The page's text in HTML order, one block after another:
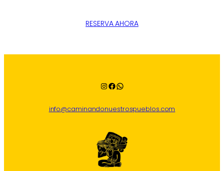
RESERVA AHORA
InstagramFacebook WhatsApp
info@caminandonuestrospueblos.com